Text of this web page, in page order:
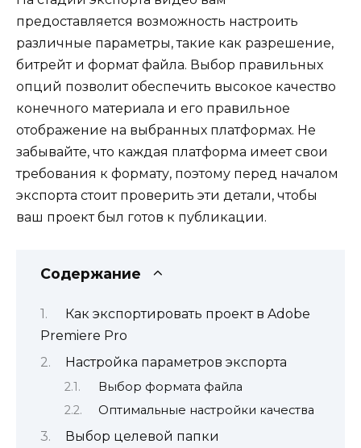
предоставляется возможность настроить
различные параметры, такие как разрешение,
битрейт и формат файла. Выбор правильных
опций позволит обеспечить высокое качество
конечного материала и его правильное
отображение на выбранных платформах. Не
забывайте, что каждая платформа имеет свои
требования к формату, поэтому перед началом
экспорта стоит проверить эти детали, чтобы
ваш проект был готов к публикации.
Содержание
Как экспортировать проект в Adobe
Premiere Pro
Настройка параметров экспорта
Выбор формата файла
Оптимальные настройки качества
Выбор целевой папки